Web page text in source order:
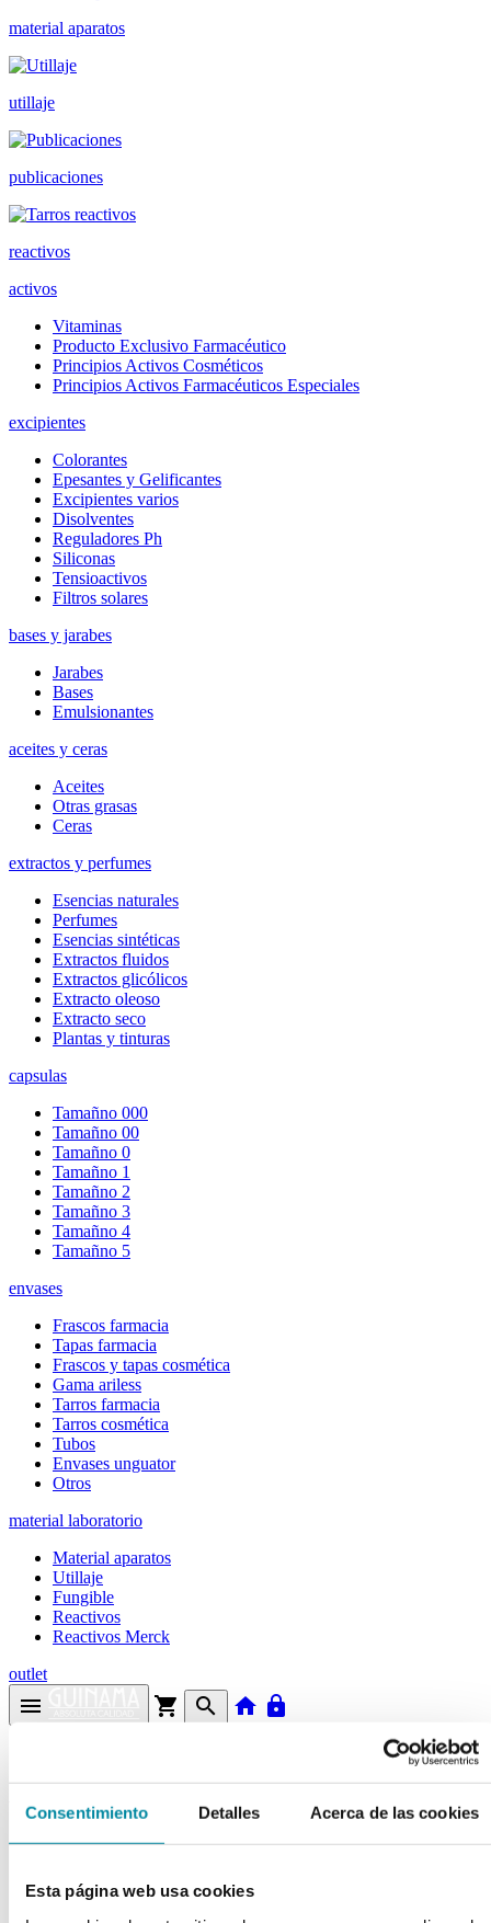
Consentimiento Detalles Acerca de las cookies
Esta página web usa cookies
material aparatos
utillaje
publicaciones
reactivos
activos
Vitaminas
Producto Exclusivo Farmacéutico
Principios Activos Cosméticos
Principios Activos Farmacéuticos Especiales
excipientes
Colorantes
Epesantes y Gelificantes
Excipientes varios
Disolventes
Reguladores Ph
Siliconas
Tensioactivos
Filtros solares
bases y jarabes
Jarabes
Bases
Emulsionantes
aceites y ceras
Aceites
Otras grasas
Ceras
extractos y perfumes
Esencias naturales
Perfumes
Esencias sintéticas
Extractos fluidos
Extractos glicólicos
Extracto oleoso
Extracto seco
Plantas y tinturas
capsulas
Tamañno 000
Tamañno 00
Tamañno 0
Tamañno 1
Tamañno 2
Tamañno 3
Tamañno 4
Tamañno 5
envases
Frascos farmacia
Tapas farmacia
Frascos y tapas cosmética
Gama ariless
Tarros farmacia
Tarros cosmética
Tubos
Envases unguator
Otros
material laboratorio
Material aparatos
Utillaje
Fungible
Reactivos
Reactivos Merck
outlet
menu shopping_cart search home lock
arrow_backFicha de producto